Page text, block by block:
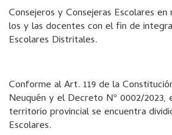
Consejeros y Consejeras Escolares
los y las docentes con el fin de
Escolares Distritales.
Conforme al Art. 119 de la
Neuquén y el Decreto Nº 0002/2023,
territorio provincial se encuentra
Escolares.